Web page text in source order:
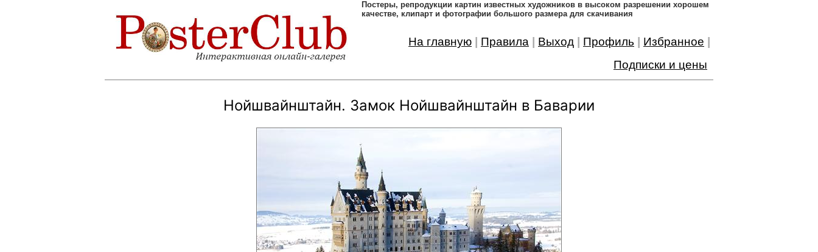
Постеры, pепродукции картин известных художников в высоком разрешении хорошем
качестве, клипарт и фотографии большого размера для скачивания
На главную Правила Выход Профиль Избранное
Подписки и цены
Нойшвайнштайн. Замок Нойшвайнштайн в Баварии